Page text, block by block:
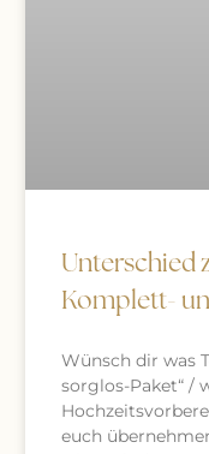
Unterschied
Komplett-
Wünsch dir was
sorglos-Paket“ /
euch